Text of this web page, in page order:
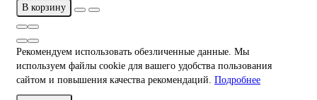
В корзину
Рекомендуем использовать обезличенные данные. Мы
используем файлы cookie для вашего удобства пользования
сайтом и повышения качества рекомендаций. Подробнее